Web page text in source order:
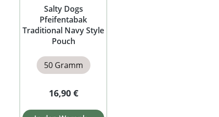
Salty Dogs
Pfeifentabak
Traditional Navy Style
Pouch
50 Gramm
Regulärer Preis:
16,90 €